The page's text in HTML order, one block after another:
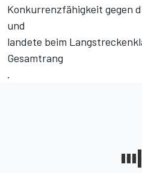
Konkurrenzfähigkeit gegen
und
landete beim
Gesamtrang
.